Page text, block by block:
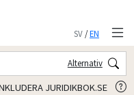
SV/EN
Alternativ
JURIDIKBOK.SE